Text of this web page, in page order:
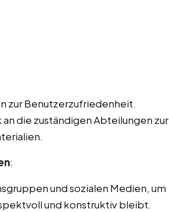
zur Benutzerzufriedenheit.
die zuständigen Abteilungen zur
:
und sozialen Medien, um
und konstruktiv bleibt.